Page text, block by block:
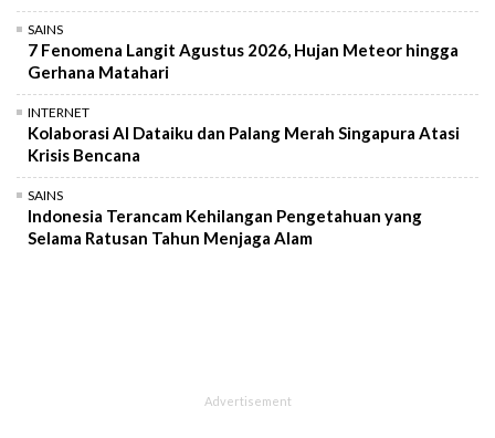
SAINS
7 Fenomena Langit Agustus 2026, Hujan Meteor hingga
Gerhana Matahari
INTERNET
Kolaborasi AI Dataiku dan Palang Merah Singapura Atasi
Krisis Bencana
SAINS
Indonesia Terancam Kehilangan Pengetahuan yang
Selama Ratusan Tahun Menjaga Alam